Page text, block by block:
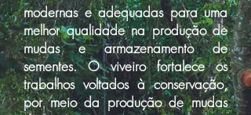
modernas e adequadas para uma
melhor qualidade na produção de
mudas e armazenamento de
sementes. O viveiro fortalece os
trabalhos voltados à conservação,
por meio da produção de mudas